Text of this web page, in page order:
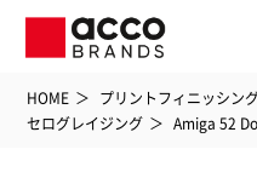
HOME
プリントフィニッシン
セログレイジング
Amiga 52